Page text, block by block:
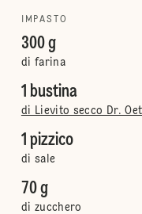
IMPASTO
300 g
di farina
1 bustina
di Lievito secco Dr.
1 pizzico
di sale
70 g
di zucchero